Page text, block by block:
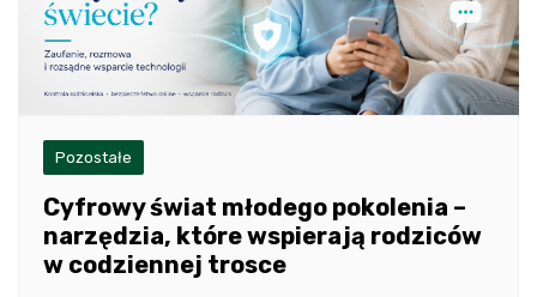
Pozostałe
Cyfrowy świat młodego pokolenia –
narzędzia, które wspierają rodziców
w codziennej trosce